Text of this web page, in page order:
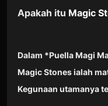
Apakah itu Magic
Dalam *Puella Magi
Magic Stones ialah
Kegunaan utamanya